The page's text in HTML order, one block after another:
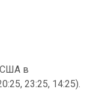
США в
23:25, 14:25).